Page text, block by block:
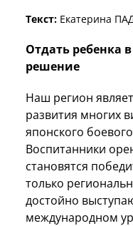
Текст: Екатерина
Отдать ребенка
решение
Наш регион
развития многих
японского
Воспитанники
становятся
только
достойно
международном